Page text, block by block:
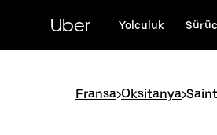
Uber Yolculuk
Fransa>Oksitanya>